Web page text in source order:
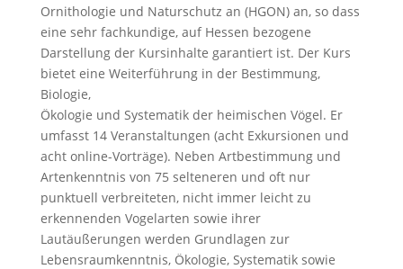
Ornithologie und Naturschutz an (HGON) an, so dass
eine sehr fachkundige, auf Hessen bezogene
Darstellung der Kursinhalte garantiert ist. Der Kurs
bietet eine Weiterführung in der Bestimmung,
Biologie,
Ökologie und Systematik der heimischen Vögel. Er
umfasst 14 Veranstaltungen (acht Exkursionen und
acht online-Vorträge). Neben Artbestimmung und
Artenkenntnis von 75 selteneren und oft nur
punktuell verbreiteten, nicht immer leicht zu
erkennenden Vogelarten sowie ihrer
Lautäußerungen werden Grundlagen zur
Lebensraumkenntnis, Ökologie, Systematik sowie